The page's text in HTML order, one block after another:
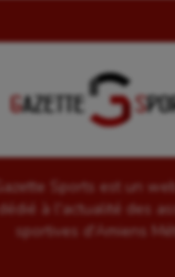
Gazette Sports est un
dédié à l'actualité des
sportives d'Amiens